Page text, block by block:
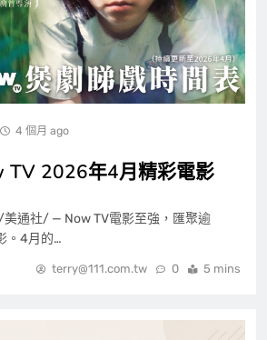
4 個月 ago
TV 2026年4月精彩電影
通社/ — Now TV電影至強，匯聚逾
。4月的…
terry@111.com.tw 0 5 mins